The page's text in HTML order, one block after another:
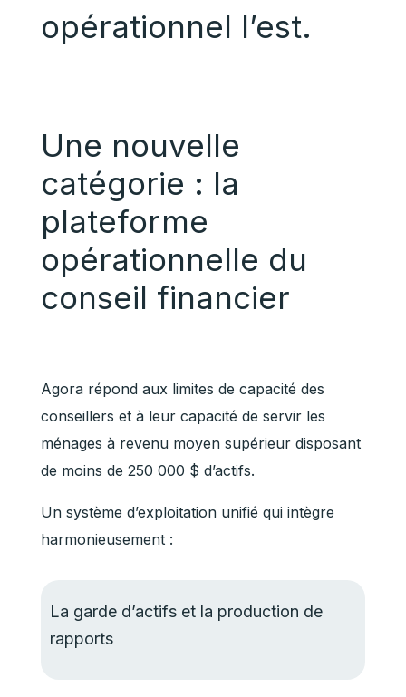
opérationnel l’est.
Une nouvelle
catégorie : la
plateforme
opérationnelle du
conseil financier
Agora répond aux limites de capacité des
conseillers et à leur capacité de servir les
ménages à revenu moyen supérieur disposant
de moins de 250 000 $ d’actifs.
Un système d’exploitation unifié qui intègre
harmonieusement :
La garde d’actifs et la production de
rapports